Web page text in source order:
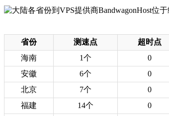
省份
测速点 超时点
海南
1个 0
安徽
6个 0
北京
7个 0
福建
14个 0